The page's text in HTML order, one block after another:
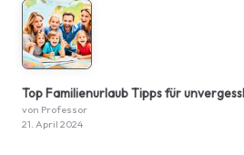
Top Familienurlaub Tipps für
von Professor
21. April 2024